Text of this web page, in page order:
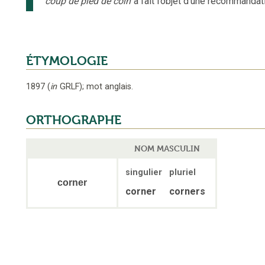
ÉTYMOLOGIE
1897 (in GRLF); mot anglais.
ORTHOGRAPHE
NOM MASCULIN
corner
singulier pluriel
corner corners